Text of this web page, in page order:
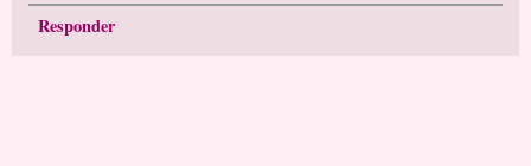
Responder